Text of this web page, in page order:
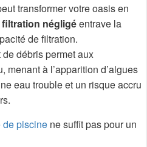
transformer votre oasis en
négligéentrave la
de filtration.
de débris permet aux
menant à l’apparition d’algues
eau trouble et un risque accru
de piscine ne suffit pas pour un